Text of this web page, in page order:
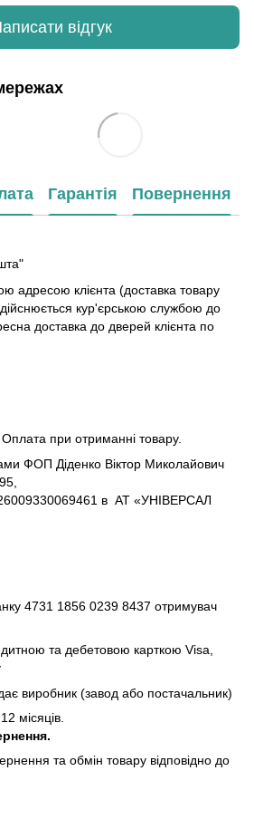
відгук
Гарантія Повернення
адресою клієнта (доставка товару
кур'єрською службою до
доставка до дверей клієнта по
при отриманні товару.
ФОП Діденко Віктор Миколайович
в АТ «УНІВЕРСАЛ
4731 1856 0239 8437 отримувач
та дебетовою карткою Visa,
виробник (завод або постачальник)
місяців.
та обмін товару відповідно до